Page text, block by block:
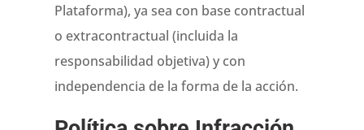
Plataforma), ya sea con base contractual
o extracontractual (incluida la
responsabilidad objetiva) y con
independencia de la forma de la acción.